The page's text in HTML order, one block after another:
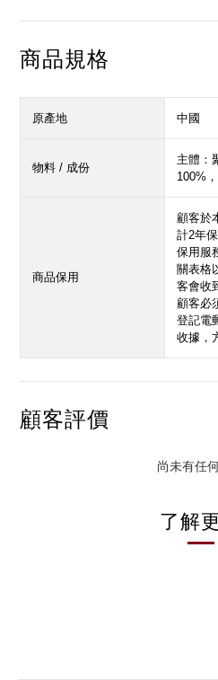
商品規格
原產地 中國
物料 / 成份
主體：
100%
商品保用
顧客於
計2年
保用服
關表格
客會收
顧客必
登記電
收據，
顧客評價
尚未有任
了解